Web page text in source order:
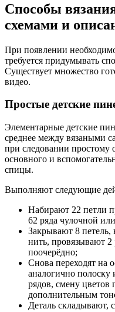
Способы
схемами и
При появлении
требуется придумывать
Существует множество
видео.
Простые детские
Элементарные детские
среднее между вязаными
при следовании простому
основного и
спицы.
Выполняют следующие
Набирают 22 петли
62 ряда чулочной
Закрывают 8 петель,
нить, провязывают 2
поочерёдно;
Снова переходят на
аналогично
рядов, смену
дополнительным
Деталь складывают,